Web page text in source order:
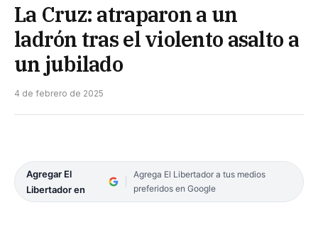
La Cruz: atraparon a un
ladrón tras el violento asalto a
un jubilado
4 de febrero de 2025
Agregar El
Libertador en
Agrega El Libertador a tus medios
preferidos en Google